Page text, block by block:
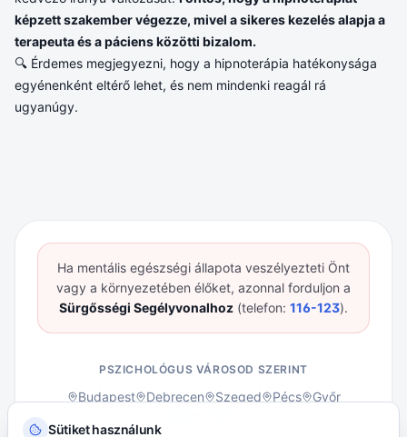
Sütiket használunk
képzett szakember végezze, mivel a sikeres kezelés alapja a
terapeuta és a páciens közötti bizalom.
🔍 Érdemes megjegyezni, hogy a hipnoterápia hatékonysága
egyénenként eltérő lehet, és nem mindenki reagál rá
ugyanúgy.
Ha mentális egészségi állapota veszélyezteti Önt
vagy a környezetében élőket, azonnal forduljon a
Sürgősségi Segélyvonalhoz (telefon: 116-123).
PSZICHOLÓGUS VÁROSOD SZERINT
Budapest Debrecen Szeged Pécs
Győr